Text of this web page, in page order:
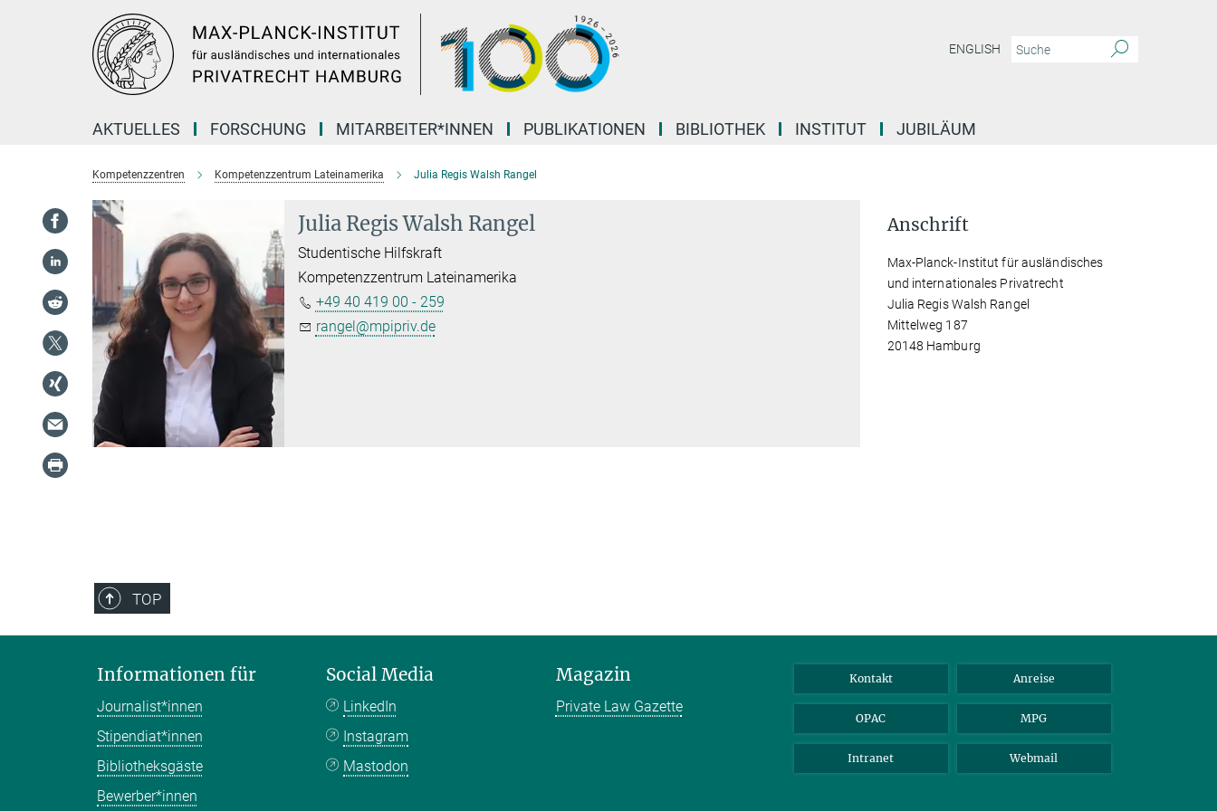
ENGLISH
AKTUELLES FORSCHUNG MITARBEITER*INNEN PUBLIKATIONEN BIBLIOTHEK INSTITUT JUBILÄUM
Kompetenzzentren Kompetenzzentrum Lateinamerika Julia Regis Walsh Rangel
Julia Regis Walsh Rangel
Studentische Hilfskraft
Kompetenzzentrum Lateinamerika
+49 40 419 00 - 259
rangel@mpipriv.de
Anschrift
Max-Planck-Institut für ausländisches
und internationales Privatrecht
Julia Regis Walsh Rangel
Mittelweg 187
20148 Hamburg
TOP
Informationen für
Journalist*innen
Stipendiat*innen
Bibliotheksgäste
Bewerber*innen
Social Media
LinkedIn
Instagram
Mastodon
Magazin
Private Law Gazette
Kontakt Anreise
OPAC MPG
Intranet Webmail